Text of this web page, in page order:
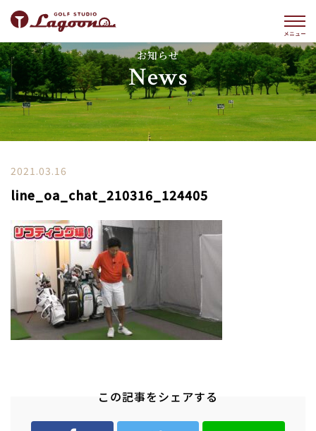
お知らせ
News
2021.03.16
line_oa_chat_210316_124405
この記事をシェアする